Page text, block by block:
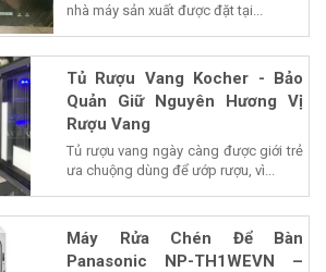
nhà máy sản xuất được đặt tại...
Tủ Rượu Vang Kocher - Bảo
Quản Giữ Nguyên Hương Vị
Rượu Vang
Tủ rượu vang ngày càng được giới trẻ
ưa chuộng dùng để ướp rượu, vì...
Máy Rửa Chén Để Bàn
Panasonic NP-TH1WEVN –